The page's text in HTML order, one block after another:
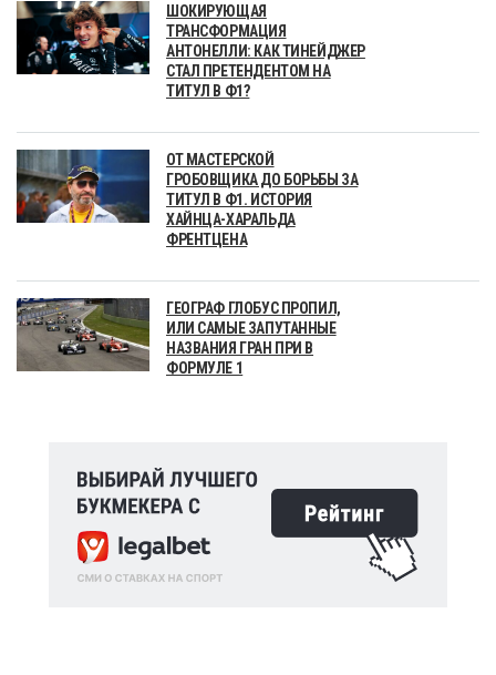
ШОКИРУЮЩАЯ
ТРАНСФОРМАЦИЯ
АНТОНЕЛЛИ: КАК ТИНЕЙДЖЕР
СТАЛ ПРЕТЕНДЕНТОМ НА
ТИТУЛ В Ф1?
ОТ МАСТЕРСКОЙ
ГРОБОВЩИКА ДО БОРЬБЫ ЗА
ТИТУЛ В Ф1. ИСТОРИЯ
ХАЙНЦА-ХАРАЛЬДА
ФРЕНТЦЕНА
ГЕОГРАФ ГЛОБУС ПРОПИЛ,
ИЛИ САМЫЕ ЗАПУТАННЫЕ
НАЗВАНИЯ ГРАН ПРИ В
ФОРМУЛЕ 1